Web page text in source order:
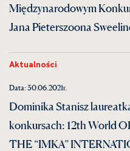
Międzynarodowym
Jana Pieterszoona
Aktualności
Data: 30.06.2021r.
Dominika Stanisz
konkursach: 12th World
THE “IMKA”